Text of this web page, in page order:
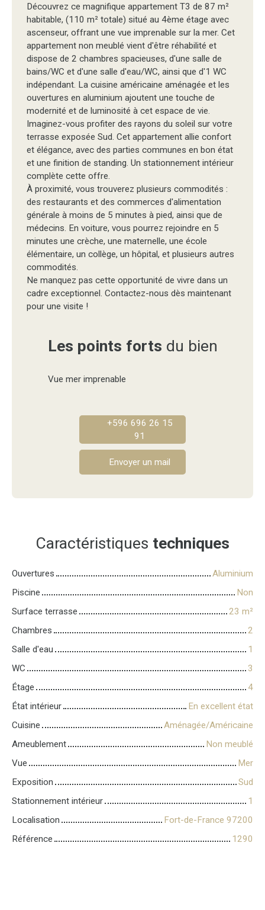
Découvrez ce magnifique appartement T3 de 87 m²
habitable, (110 m² totale) situé au 4ème étage avec
ascenseur, offrant une vue imprenable sur la mer. Cet
appartement non meublé vient d'être réhabilité et
dispose de 2 chambres spacieuses, d'une salle de
bains/WC et d'une salle d'eau/WC, ainsi que d'1 WC
indépendant. La cuisine américaine aménagée et les
ouvertures en aluminium ajoutent une touche de
modernité et de luminosité à cet espace de vie.
Imaginez-vous profiter des rayons du soleil sur votre
terrasse exposée Sud. Cet appartement allie confort
et élégance, avec des parties communes en bon état
et une finition de standing. Un stationnement intérieur
complète cette offre.
À proximité, vous trouverez plusieurs commodités :
des restaurants et des commerces d'alimentation
générale à moins de 5 minutes à pied, ainsi que de
médecins. En voiture, vous pourrez rejoindre en 5
minutes une crèche, une maternelle, une école
élémentaire, un collège, un hôpital, et plusieurs autres
commodités.
Ne manquez pas cette opportunité de vivre dans un
cadre exceptionnel. Contactez-nous dès maintenant
pour une visite !
Les points forts du bien
Vue mer imprenable
+596 696 26 15
91
Envoyer un mail
Caractéristiques techniques
Ouvertures
Aluminium
Piscine
Non
Surface terrasse
23 m²
Chambres
2
Salle d'eau
1
WC
3
Étage
4
État intérieur
En excellent état
Cuisine
Aménagée/Américaine
Ameublement
Non meublé
Vue
Mer
Exposition
Sud
Stationnement intérieur
1
Localisation
Fort-de-France 97200
Référence
1290